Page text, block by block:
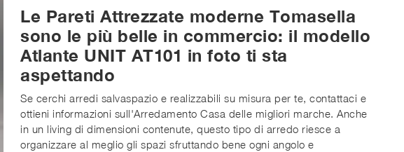
Le Pareti Attrezzate moderne Tomasella
sono le più belle in commercio: il modello
Atlante UNIT AT101 in foto ti sta
aspettando
Se cerchi arredi salvaspazio e realizzabili su misura per te, contattaci e
ottieni informazioni sull'Arredamento Casa delle migliori marche. Anche
in un living di dimensioni contenute, questo tipo di arredo riesce a
organizzare al meglio gli spazi sfruttando bene ogni angolo e